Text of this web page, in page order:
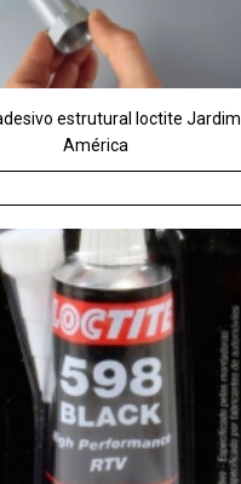
estrutural loctite Jardim
América